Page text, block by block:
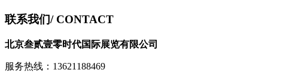
联系我们/ CONTACT
北京叁贰壹零时代国际展览有限公司
服务热线：13621188469